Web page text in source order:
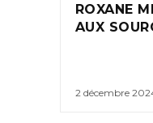
ROXANE
AUX
2 décembre